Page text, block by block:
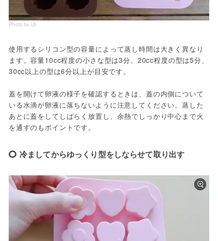
Photo by Uli
使用するシリコン型の容量によって蒸し時間は大きく異なり
ます。容量10cc程度の小さな型は3分、20cc程度の型は5分、
30cc以上の型は6分以上が目安です。
蓋を開けて卵液の様子を確認するときは、蓋の内側について
いる水滴が卵液に落ちないように注意してください。蒸した
あとに蓋をしてしばらく放置し、余熱でしっかり中心まで火
を通すのもポイントです。
冷ましてからゆっくり型をしならせて取り出す